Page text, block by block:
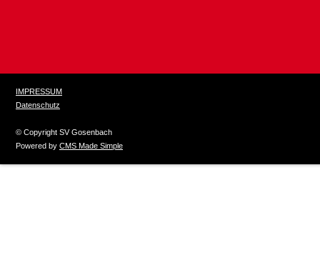
IMPRESSUM
Datenschutz
© Copyright SV Gosenbach
Powered by CMS Made Simple